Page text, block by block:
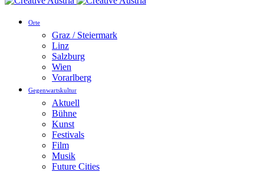
Orte
Graz / Steiermark
Linz
Salzburg
Wien
Vorarlberg
Gegenwartskultur
Aktuell
Bühne
Kunst
Festivals
Film
Musik
Future Cities